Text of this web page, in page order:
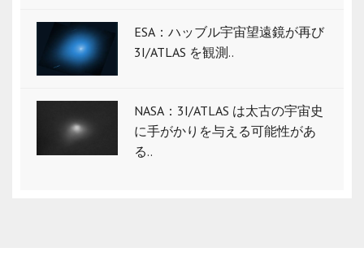
ESA：ハッブル宇宙望遠鏡が再び
3I/ATLAS を観測..
NASA：3I/ATLAS は太古の宇宙史
に手がかりを与える可能性があ
る..